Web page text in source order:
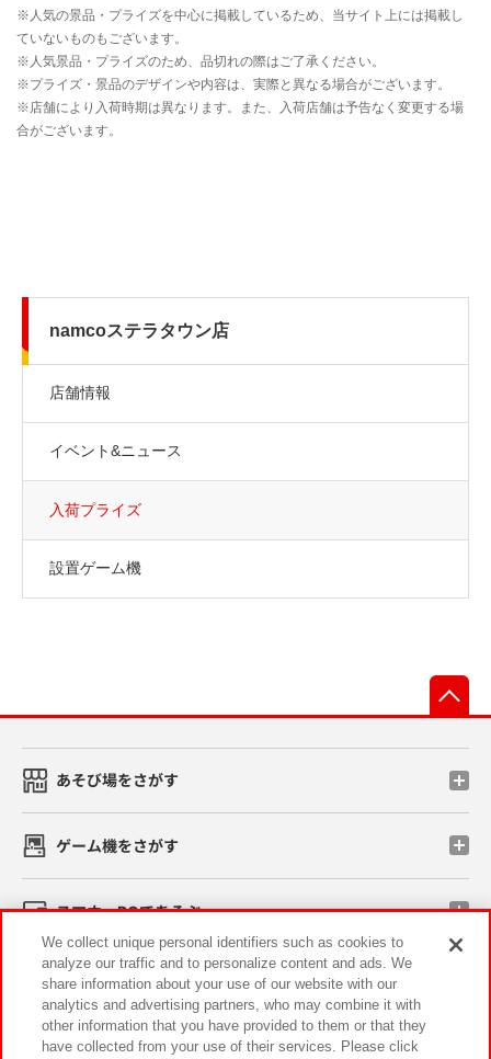
namcoステラタウン店
店舗情報
イベント&ニュース
入荷プライズ
設置ゲーム機
あそび場をさがす
ゲーム機をさがす
スマホ・PCであそぶ
イベント・キャンペーン
We collect unique personal identifiers such as cookies to
analyze our traffic and to personalize content and ads. We
share information about your use of our website with our
analytics and advertising partners, who may combine it with
other information that you have provided to them or that they
have collected from your use of their services. Please click